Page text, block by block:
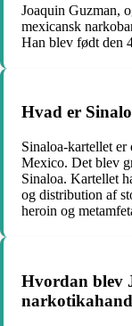
Joaquin Guzman,
mexicansk
Han blev født den
Hvad er
Sinaloa-kartellet
Mexico. Det blev
Sinaloa. Kartellet
og distribution af
heroin og
Hvordan blev